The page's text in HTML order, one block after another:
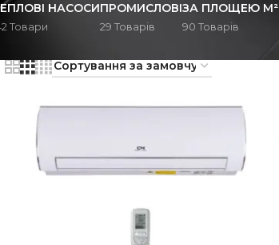
НАСОСИ
Товари
ПРОМИСЛОВІ
29 Товарів
ЗА ПЛОЩЕЮ М²
90 Товарів